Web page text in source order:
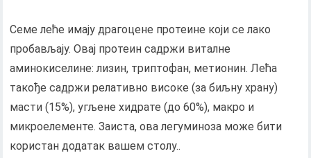
Семе леће имају драгоцене протеине који се лако
пробављају. Овај протеин садржи виталне
аминокиселине: лизин, триптофан, метионин. Лећа
такође садржи релативно високе (за биљну храну)
масти (15%), угљене хидрате (до 60%), макро и
микроелементе. Заиста, ова легуминоза може бити
користан додатак вашем столу..